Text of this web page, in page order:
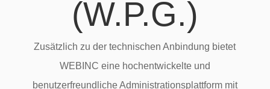
(W.P.G.)
Zusätzlich zu der technischen Anbindung bietet
WEBINC eine hochentwickelte und
benutzerfreundliche Administrationsplattform mit